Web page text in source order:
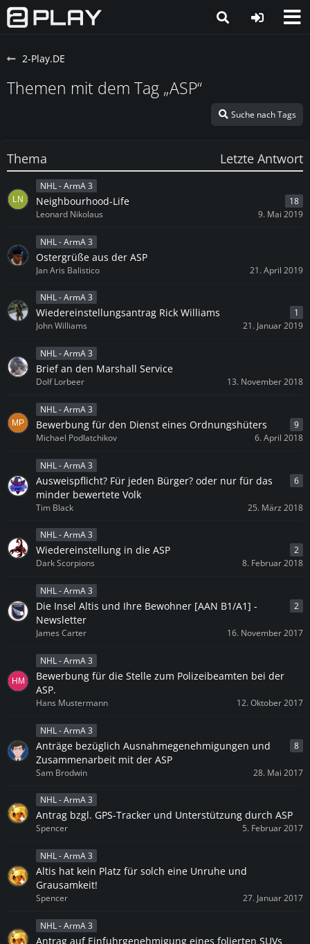
2-Play.DE
Themen mit dem Tag „ASP“
Suche nach Tags
Thema Letzte Antwort
NHL - ArmA 3
Neighbourhood-Life
18
Leonard Nikolaus
9. Mai 2019
NHL - ArmA 3
Ostergrüße aus der ASP
Jan Aris Balistico 21. April 2019
NHL - ArmA 3
Wiedereinstellungsantrag Rick Williams
1
John Williams
21. Januar 2019
NHL - ArmA 3
Brief an den Marshall Service
Dolf Lorbeer 13. November 2018
NHL - ArmA 3
Bewerbung für den Dienst eines Ordnungshüters
9
Michael Podlatchikov
6. April 2018
NHL - ArmA 3
Ausweispflicht? Für jeden Bürger? oder nur für das
minder bewertete Volk
6
Tim Black 25. März 2018
NHL - ArmA 3
Wiedereinstellung in die ASP
2
Dark Scorpions
8. Februar 2018
NHL - ArmA 3
Die Insel Altis und Ihre Bewohner [AAN B1/A1] -
Newsletter
2
James Carter 16. November 2017
NHL - ArmA 3
Bewerbung für die Stelle zum Polizeibeamten bei der
ASP.
Hans Mustermann 12. Oktober 2017
NHL - ArmA 3
Anträge bezüglich Ausnahmegenehmigungen und
Zusammenarbeit mit der ASP
8
Sam Brodwin 28. Mai 2017
NHL - ArmA 3
Antrag bzgl. GPS-Tracker und Unterstützung durch ASP
Spencer 5. Februar 2017
NHL - ArmA 3
Altis hat kein Platz für solch eine Unruhe und
Grausamkeit!
Spencer 27. Januar 2017
NHL - ArmA 3
Antrag auf Einfuhrgenehmigung eines folierten SUVs